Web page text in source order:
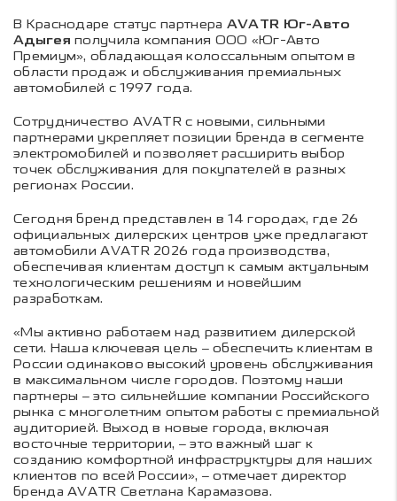
В Краснодаре статус партнера AVATR Юг-Авто
Адыгея получила компания ООО «Юг-Авто
Премиум», обладающая колоссальным опытом в
области продаж и обслуживания премиальных
автомобилей с 1997 года.
Сотрудничество AVATR с новыми, сильными
партнерами укрепляет позиции бренда в сегменте
электромобилей и позволяет расширить выбор
точек обслуживания для покупателей в разных
регионах России.
Сегодня бренд представлен в 14 городах, где 26
официальных дилерских центров уже предлагают
автомобили AVATR 2026 года производства,
обеспечивая клиентам доступ к самым актуальным
технологическим решениям и новейшим
разработкам.
«Мы активно работаем над развитием дилерской
сети. Наша ключевая цель – обеспечить клиентам в
России одинаково высокий уровень обслуживания
в максимальном числе городов. Поэтому наши
партнеры – это сильнейшие компании Российского
рынка с многолетним опытом работы с премиальной
аудиторией. Выход в новые города, включая
восточные территории, – это важный шаг к
созданию комфортной инфраструктуры для наших
клиентов по всей России», – отмечает директор
бренда AVATR Светлана Карамазова.